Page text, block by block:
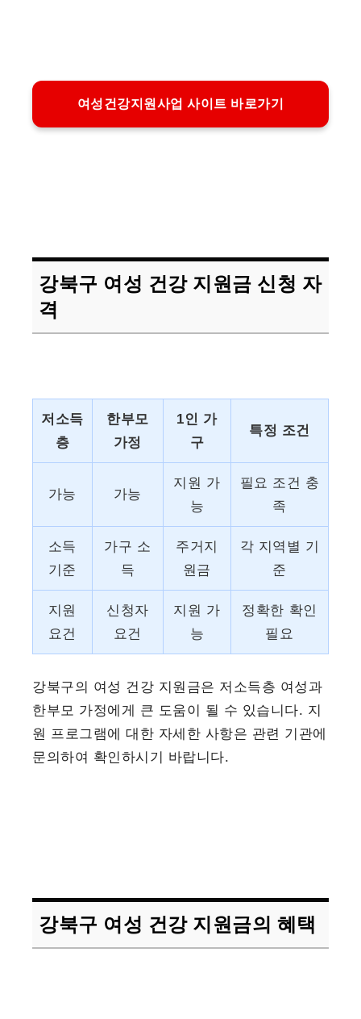
여성건강지원사업 사이트 바로가기
강북구 여성 건강 지원금 신청 자
격
저소득
층
한부모
가정
1인 가
구
특정 조건
가능 가능
지원 가
능
필요 조건 충
족
소득
기준
가구 소
득
주거지
원금
각 지역별 기
준
지원
요건
신청자
요건
지원 가
능
정확한 확인
필요
강북구의 여성 건강 지원금은 저소득층 여성과
한부모 가정에게 큰 도움이 될 수 있습니다. 지
원 프로그램에 대한 자세한 사항은 관련 기관에
문의하여 확인하시기 바랍니다.
강북구 여성 건강 지원금의 혜택